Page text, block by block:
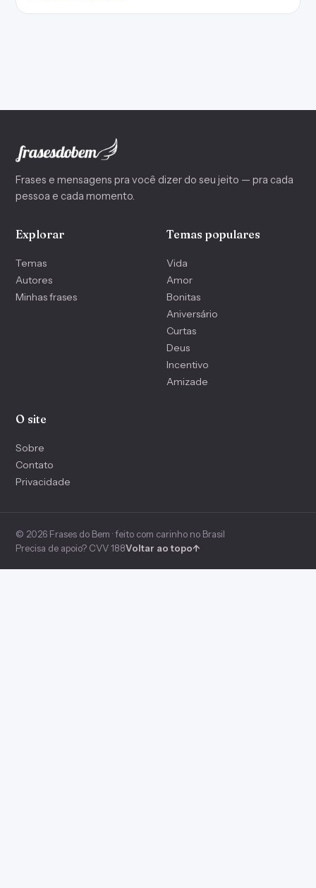
Frases e mensagens pra você dizer do seu jeito — pra cada
pessoa e cada momento.
Explorar
Temas
Autores
Minhas frases
Temas populares
Vida
Amor
Bonitas
Aniversário
Curtas
Deus
Incentivo
Amizade
O site
Sobre
Contato
Privacidade
© 2026 Frases do Bem · feito com carinho no Brasil
Precisa de apoio? CVV 188Voltar ao topo↑